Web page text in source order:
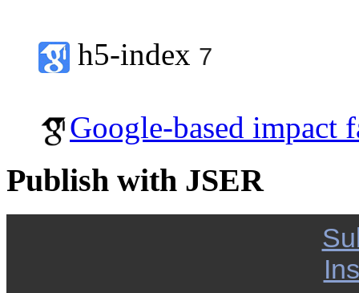
h5-index 7
Google-based impact
Publish with JSER